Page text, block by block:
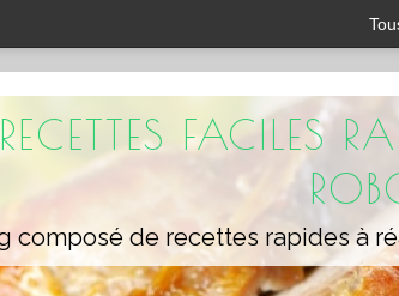
RECETTES FACILES